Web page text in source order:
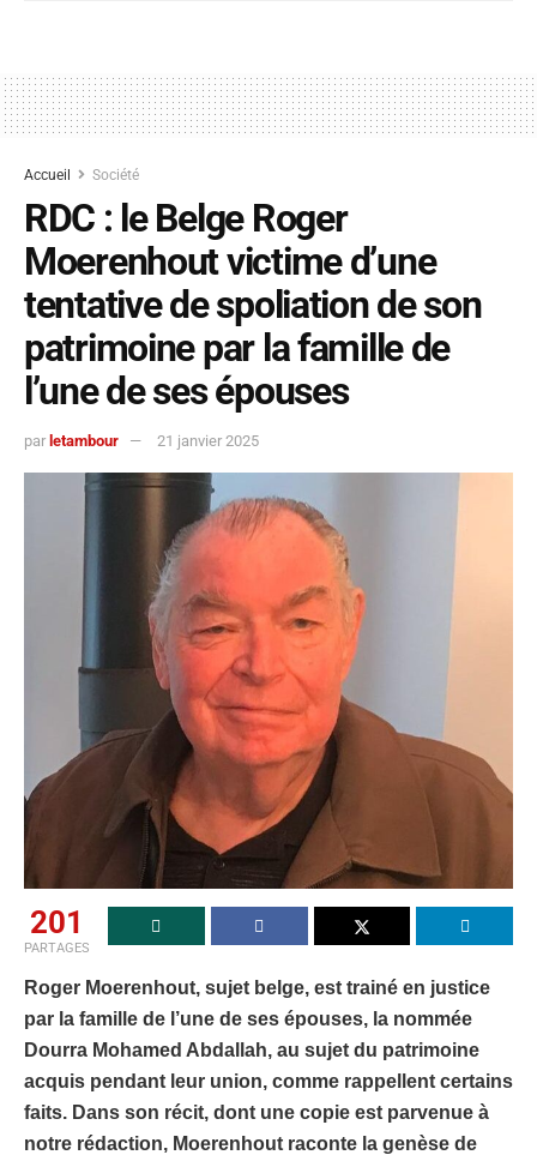
Accueil Société
RDC : le Belge Roger
Moerenhout victime d’une
tentative de spoliation de son
patrimoine par la famille de
l’une de ses épouses
par letambour 21 janvier 2025
201
PARTAGES
Roger Moerenhout, sujet belge, est trainé en justice
par la famille de l’une de ses épouses, la nommée
Dourra Mohamed Abdallah, au sujet du patrimoine
acquis pendant leur union, comme rappellent certains
faits. Dans son récit, dont une copie est parvenue à
notre rédaction, Moerenhout raconte la genèse de